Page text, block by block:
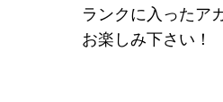
ランクに入ったア
お楽しみ下さい！